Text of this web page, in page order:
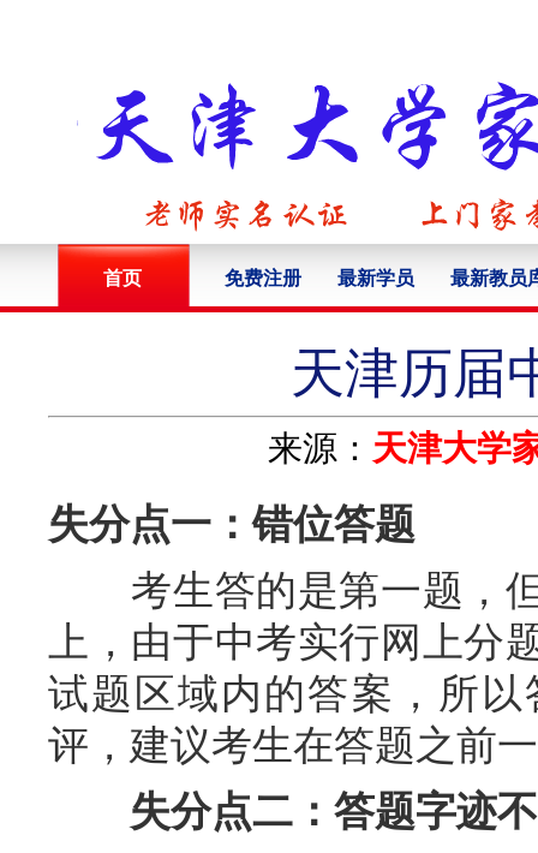
首页 免费注册 最新学员 最新教员
天津历届
来源： 天津大学
失分点一：错位答题
考生答的是第一题，但
上，由于中考实行网上分
试题区域内的答案，所
评，建议考生在答题之前
失分点二：答题字迹